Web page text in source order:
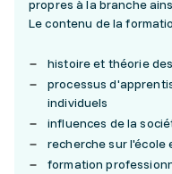
propres à la branche
Le contenu de la
histoire et théorie
processus
individuels
influences de la
recherche sur l'école
formation